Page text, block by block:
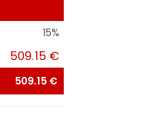
15%
509.15 €
509.15 €